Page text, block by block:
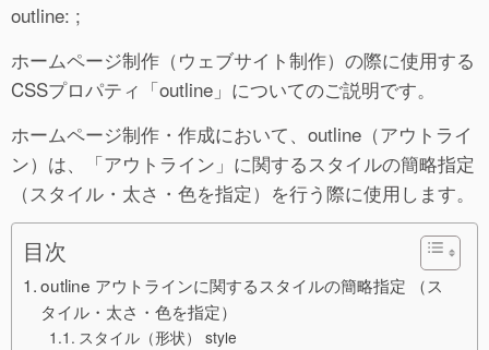
outline: ;
ホームページ制作（ウェブサイト制作）の際に使用する
CSSプロパティ「outline」についてのご説明です。
ホームページ制作・作成において、outline（アウトライ
ン）は、「アウトライン」に関するスタイルの簡略指定
（スタイル・太さ・色を指定）を行う際に使用します。
目次
outline アウトラインに関するスタイルの簡略指定 （ス
タイル・太さ・色を指定）
スタイル（形状） style